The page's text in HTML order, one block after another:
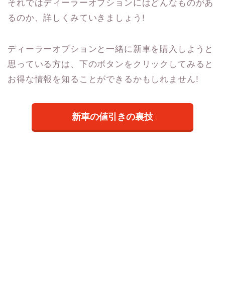
それではディーラーオプションにはどんなものがあ
るのか、詳しくみていきましょう!
ディーラーオプションと一緒に新車を購入しようと
思っている方は、下のボタンをクリックしてみると
お得な情報を知ることができるかもしれません!
新車の値引きの裏技